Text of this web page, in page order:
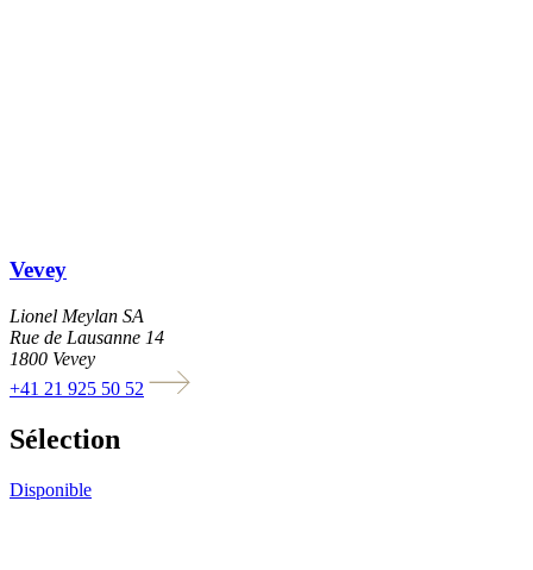
Vevey
Lionel Meylan SA
Rue de Lausanne 14
1800 Vevey
+41 21 925 50 52
Sélection
Disponible